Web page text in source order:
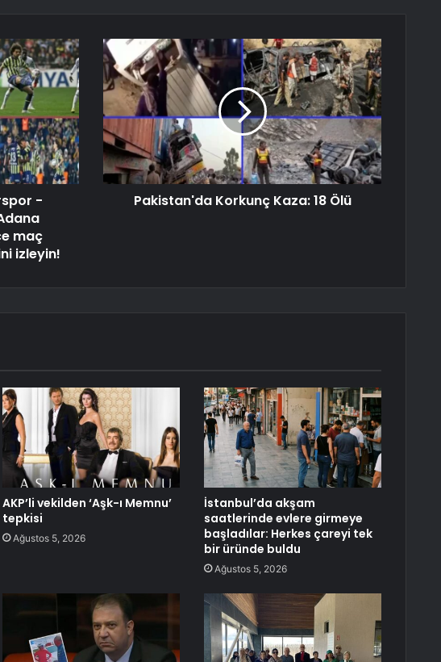
-
maç
izleyin!
Pakistan'da Korkunç Kaza: 18 Ölü
AKP’li vekilden ‘Aşk-ı Memnu’
tepkisi
Ağustos 5, 2026
İstanbul’da akşam
saatlerinde evlere girmeye
başladılar: Herkes çareyi tek
bir üründe buldu
Ağustos 5, 2026